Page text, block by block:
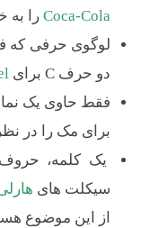
Coca-Colaرا به
لوگوی حرفی که
دو حرف C برای
فقط حاوی یک
برای مک را در
یک کلمه،
سیکلت های
از این موضوع